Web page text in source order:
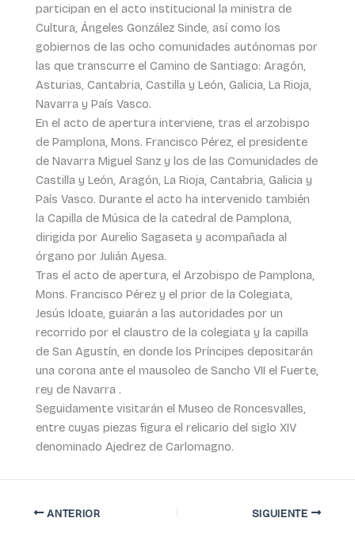
participan en el acto institucional la ministra de
Cultura, Ángeles González Sinde, así como los
gobiernos de las ocho comunidades autónomas por
las que transcurre el Camino de Santiago: Aragón,
Asturias, Cantabria, Castilla y León, Galicia, La Rioja,
Navarra y País Vasco.
En el acto de apertura interviene, tras el arzobispo
de Pamplona, Mons. Francisco Pérez, el presidente
de Navarra Miguel Sanz y los de las Comunidades de
Castilla y León, Aragón, La Rioja, Cantabria, Galicia y
País Vasco. Durante el acto ha intervenido también
la Capilla de Música de la catedral de Pamplona,
dirigida por Aurelio Sagaseta y acompañada al
órgano por Julián Ayesa.
Tras el acto de apertura, el Arzobispo de Pamplona,
Mons. Francisco Pérez y el prior de la Colegiata,
Jesús Idoate, guiarán a las autoridades por un
recorrido por el claustro de la colegiata y la capilla
de San Agustín, en donde los Príncipes depositarán
una corona ante el mausoleo de Sancho VII el Fuerte,
rey de Navarra .
Seguidamente visitarán el Museo de Roncesvalles,
entre cuyas piezas figura el relicario del siglo XIV
denominado Ajedrez de Carlomagno.
ANTERIOR SIGUIENTE